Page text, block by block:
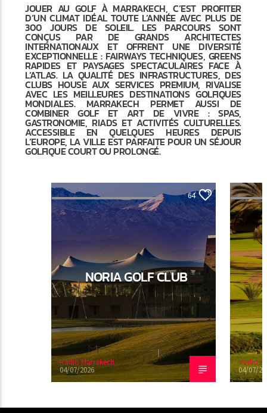
JOUER AU GOLF À MARRAKECH, C’EST PROFITER
D’UN CLIMAT IDÉAL TOUTE L’ANNÉE AVEC PLUS DE
300 JOURS DE SOLEIL. LES PARCOURS SONT
CONÇUS PAR DE GRANDS ARCHITECTES
INTERNATIONAUX ET OFFRENT UNE DIVERSITÉ
EXCEPTIONNELLE : FAIRWAYS TECHNIQUES, GREENS
RAPIDES ET PAYSAGES SPECTACULAIRES FACE À
L’ATLAS. LA QUALITÉ DES INFRASTRUCTURES, DES
CLUBS HOUSE AUX SERVICES PREMIUM, RIVALISE
AVEC LES MEILLEURES DESTINATIONS GOLFIQUES
MONDIALES. MARRAKECH PERMET AUSSI DE
COMBINER GOLF ET ART DE VIVRE : SPAS,
GASTRONOMIE, RIADS ET ACTIVITÉS CULTURELLES.
ACCESSIBLE EN QUELQUES HEURES DEPUIS
L’EUROPE, LA VILLE EST PARFAITE POUR UN SÉJOUR
GOLFIQUE COURT OU PROLONGÉ.
GOLFS & FAIRWAYS
MARRAKECH
64
NORIA GOLF CLUB
Radio Marrakech
04/07/2026
GOLFS &
Radio
04/07/